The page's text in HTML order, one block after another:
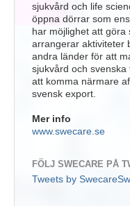
sjukvård och life
öppna dörrar som
har möjlighet att göra
arrangerar aktiviteter
andra länder för att
sjukvård och
att komma närmare
svensk export.
Mer info
www.swecare.se
FÖLJ SWECARE PÅ
Tweets by